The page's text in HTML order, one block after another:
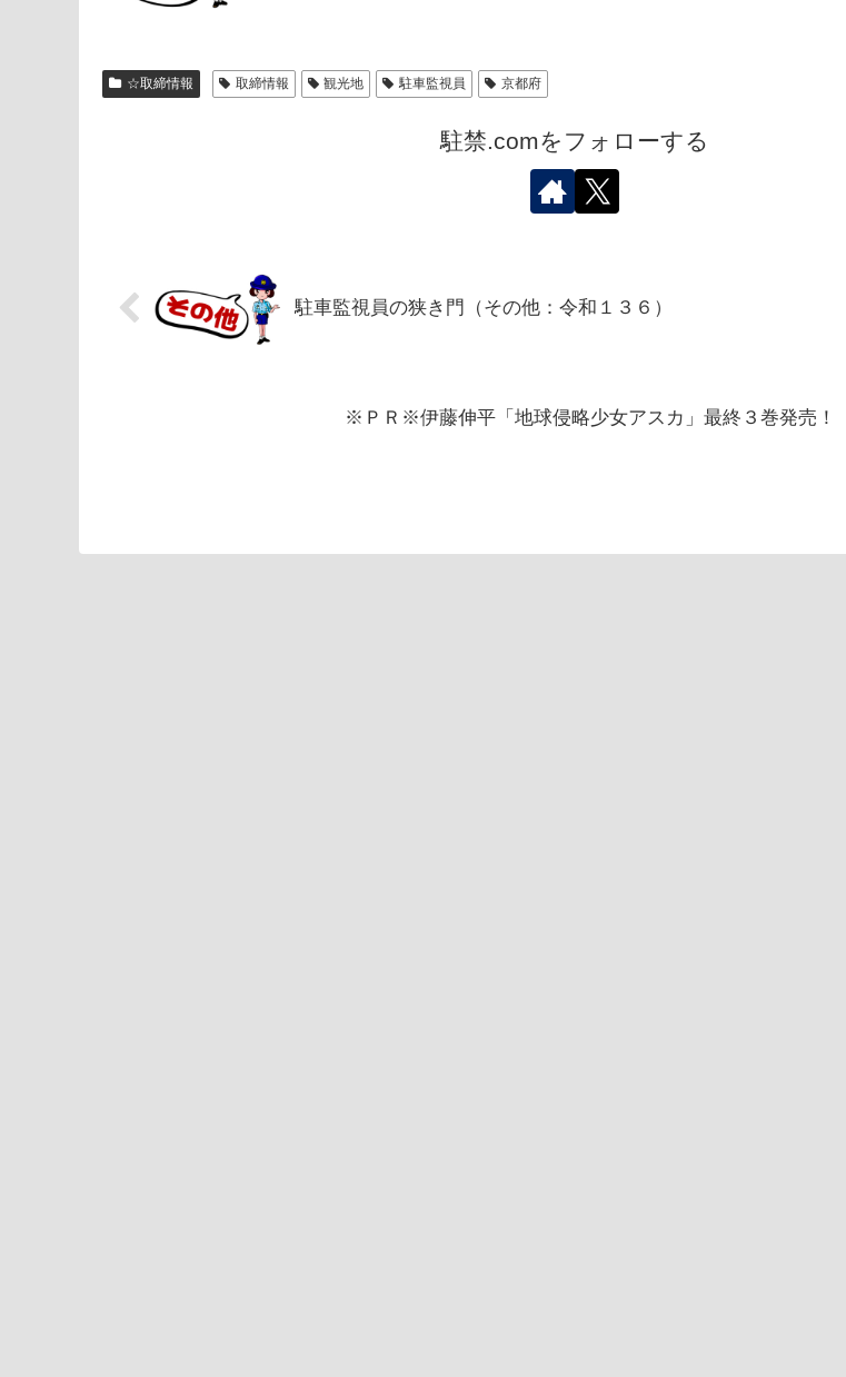
☆取締情報 取締情報 観光地 駐車監視員 京都府
駐禁.comをフォローする
駐車監視員の狭き門（その他：令和１３６）
※ＰＲ※伊藤伸平「地球侵略少女アスカ」最終３巻発売！